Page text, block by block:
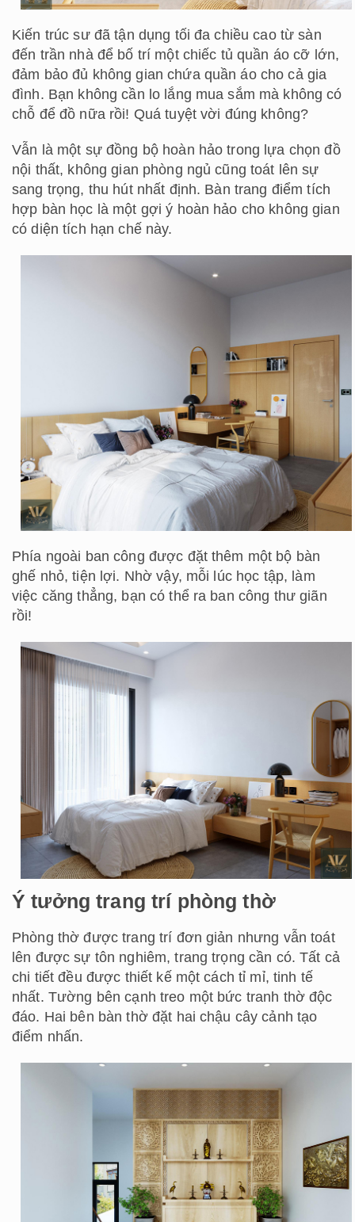
Kiến trúc sư đã tận dụng tối đa chiều cao từ sàn
đến trần nhà để bố trí một chiếc tủ quần áo cỡ lớn,
đảm bảo đủ không gian chứa quần áo cho cả gia
đình. Bạn không cần lo lắng mua sắm mà không có
chỗ để đồ nữa rồi! Quá tuyệt vời đúng không?
Vẫn là một sự đồng bộ hoàn hảo trong lựa chọn đồ
nội thất, không gian phòng ngủ cũng toát lên sự
sang trọng, thu hút nhất định. Bàn trang điểm tích
hợp bàn học là một gợi ý hoàn hảo cho không gian
có diện tích hạn chế này.
Phía ngoài ban công được đặt thêm một bộ bàn
ghế nhỏ, tiện lợi. Nhờ vậy, mỗi lúc học tập, làm
việc căng thẳng, bạn có thể ra ban công thư giãn
rồi!
Ý tưởng trang trí phòng thờ
Phòng thờ được trang trí đơn giản nhưng vẫn toát
lên được sự tôn nghiêm, trang trọng cần có. Tất cả
chi tiết đều được thiết kế một cách tỉ mỉ, tinh tế
nhất. Tường bên cạnh treo một bức tranh thờ độc
đáo. Hai bên bàn thờ đặt hai chậu cây cảnh tạo
điểm nhấn.